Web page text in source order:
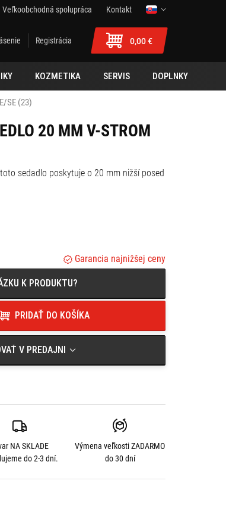
Veľkoobchodná spolupráca
Kontakt
Registrácia 0,00 €
KOZMETIKA SERVIS DOPLNKY
SE (23)
20 MM V-STROM
sedadlo poskytuje o 20 mm nižší posed
Garancia najnižšej ceny
K PRODUKTU?
PRIDAŤ DO KOŠÍKA
V PREDAJNI
NA SKLADE
do 2-3 dní.
Výmena veľkostiZADARMO
do 30 dní